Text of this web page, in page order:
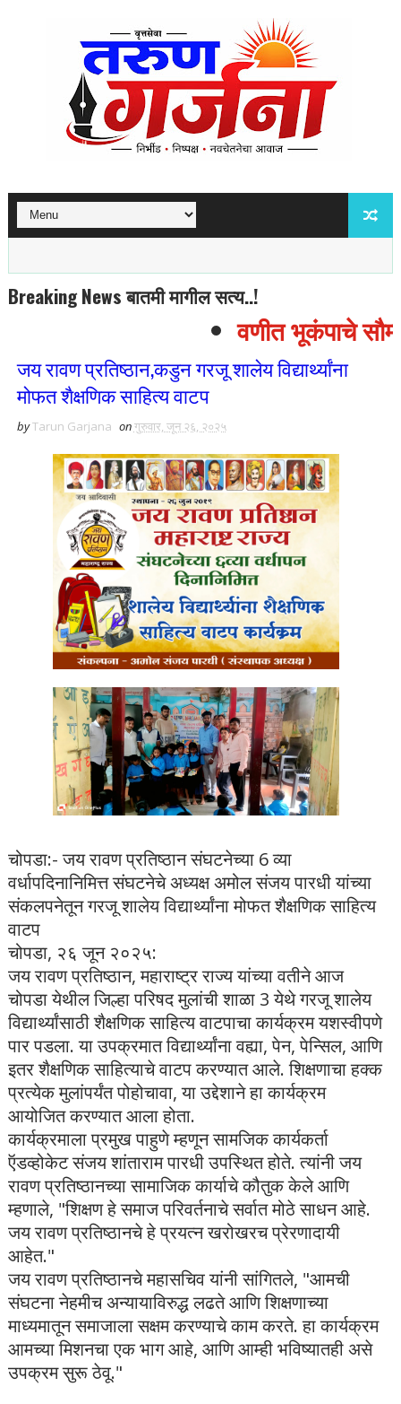
Breaking News बातमी मागील सत्य..!
वणीत भूकंपाचे सौम्य
जय रावण प्रतिष्ठान,कडुन गरजू शालेय विद्यार्थ्यांना
मोफत शैक्षणिक साहित्य वाटप
byTarun Garjana onगुरुवार, जून २६, २०२५
चोपडा:- जय रावण प्रतिष्ठान संघटनेच्या 6 व्या
वर्धापदिनानिमित्त संघटनेचे अध्यक्ष अमोल संजय पारधी यांच्या
संकलपनेतून गरजू शालेय विद्यार्थ्यांना मोफत शैक्षणिक साहित्य
वाटप
चोपडा, २६ जून २०२५:
जय रावण प्रतिष्ठान, महाराष्ट्र राज्य यांच्या वतीने आज
चोपडा येथील जिल्हा परिषद मुलांची शाळा 3 येथे गरजू शालेय
विद्यार्थ्यांसाठी शैक्षणिक साहित्य वाटपाचा कार्यक्रम यशस्वीपणे
पार पडला. या उपक्रमात विद्यार्थ्यांना वह्या, पेन, पेन्सिल, आणि
इतर शैक्षणिक साहित्याचे वाटप करण्यात आले. शिक्षणाचा हक्क
प्रत्येक मुलांपर्यंत पोहोचावा, या उद्देशाने हा कार्यक्रम
आयोजित करण्यात आला होता.
कार्यक्रमाला प्रमुख पाहुणे म्हणून सामजिक कार्यकर्ता
ऍडव्होकेट संजय शांताराम पारधी उपस्थित होते. त्यांनी जय
रावण प्रतिष्ठानच्या सामाजिक कार्याचे कौतुक केले आणि
म्हणाले, "शिक्षण हे समाज परिवर्तनाचे सर्वात मोठे साधन आहे.
जय रावण प्रतिष्ठानचे हे प्रयत्न खरोखरच प्रेरणादायी
आहेत."
जय रावण प्रतिष्ठानचे महासचिव यांनी सांगितले, "आमची
संघटना नेहमीच अन्यायाविरुद्ध लढते आणि शिक्षणाच्या
माध्यमातून समाजाला सक्षम करण्याचे काम करते. हा कार्यक्रम
आमच्या मिशनचा एक भाग आहे, आणि आम्ही भविष्यातही असे
उपक्रम सुरू ठेवू."